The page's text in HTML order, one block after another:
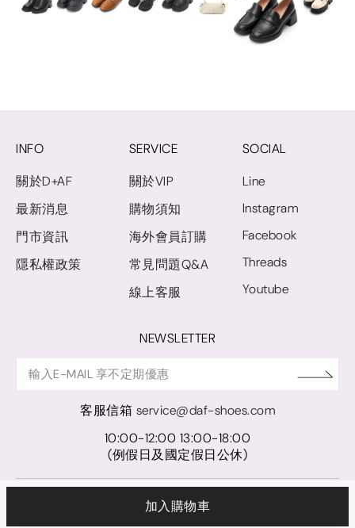
加入購物車
INFO
關於D+AF
最新消息
門市資訊
隱私權政策
SERVICE
關於VIP
購物須知
海外會員訂購
常見問題Q&A
線上客服
SOCIAL
Line
Instagram
Facebook
Threads
Youtube
NEWSLETTER
客服信箱 service@daf-shoes.com
10:00-12:00 13:00-18:00
(例假日及國定假日公休)
© D+AF. 2024 晨希時尚股份有限公司｜統一編號 27921248